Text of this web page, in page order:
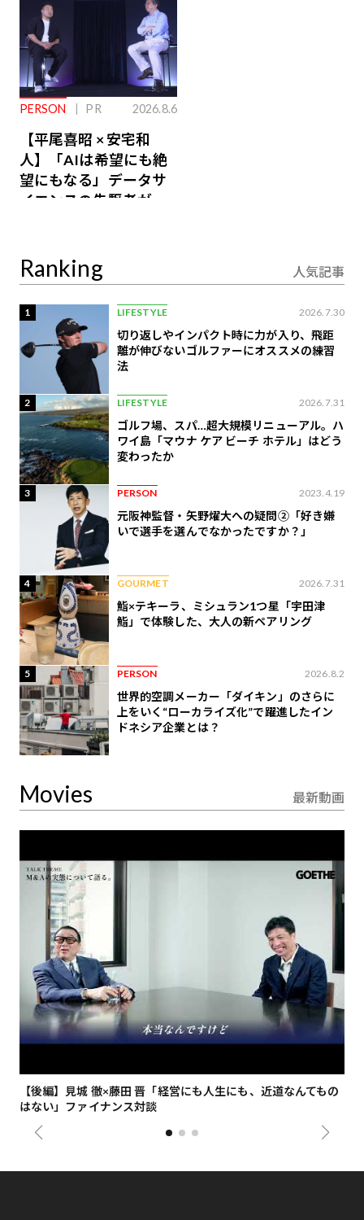
PERSON PR 2026.8.6
【平尾喜昭 × 安宅和
人】「AIは希望にも絶
望にもなる」データサ
イエンスの先駆者が語
Ranking 人気記事
1 LIFESTYLE 2026.7.30
切り返しやインパクト時に力が入り、飛距
離が伸びないゴルファーにオススメの練習
法
2 LIFESTYLE 2026.7.31
ゴルフ場、スパ…超大規模リニューアル。ハ
ワイ島「マウナ ケア ビーチ ホテル」はどう
変わったか
3 PERSON 2023.4.19
元阪神監督・矢野燿大への疑問②「好き嫌
いで選手を選んでなかったですか？」
4 GOURMET 2026.7.31
鮨×テキーラ、ミシュラン1つ星「宇田津
鮨」で体験した、大人の新ペアリング
5 PERSON 2026.8.2
世界的空調メーカー「ダイキン」のさらに
上をいく“ローカライズ化”で躍進したイン
ドネシア企業とは？
Movies 最新動画
【後編】見城 徹×藤田 晋「経営にも人生にも、近道なんてもの
はない」ファイナンス対談